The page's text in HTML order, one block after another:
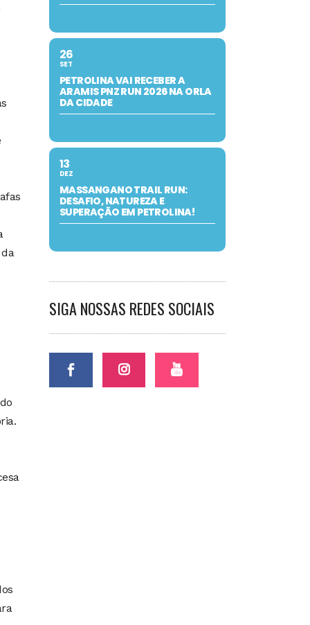
26
SET
PETROLINA VAI RECEBER A
ARAMIS PNZ RUN 2026 NA ORLA
DA CIDADE
13
DEZ
MASSANGANO TRAIL RUN:
DESAFIO, NATUREZA E
SUPERAÇÃO EM PETROLINA!
SIGA NOSSAS REDES SOCIAIS